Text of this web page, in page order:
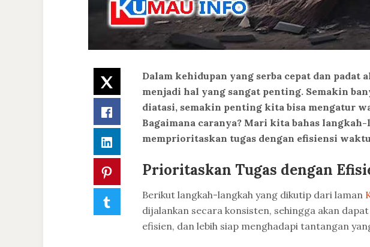
Twitter
Facebook
LinkedIn
Pinterest
Tumblr
Dalam kehidupan yang serba cepat dan
menjadi hal yang sangat penting. Semakin
diatasi, semakin penting kita bisa mengatur
Bagaimana caranya? Mari kita bahas
memprioritaskan tugas dengan efisiensi
Prioritaskan Tugas dengan
Berikut langkah-langkah yang dikutip dari laman
dijalankan secara konsisten, sehingga akan
efisien, dan lebih siap menghadapi tantangan